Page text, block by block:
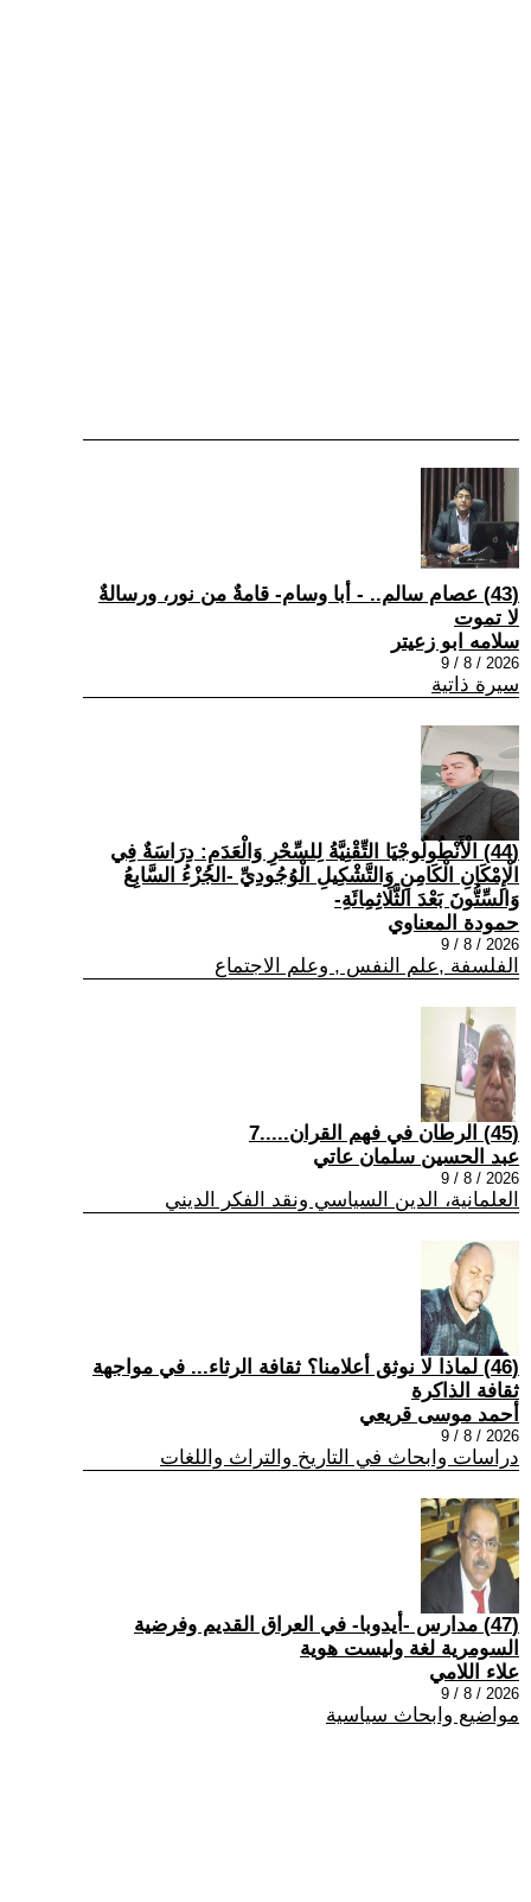
(43) عصام سالم.. - أبا وسام- قامةٌ من نور، ورسالةٌ
لا تموت
سلامه ابو زعيتر
2026 / 8 / 9
سيرة ذاتية
(44) الْأَنْطُولُوجْيَا التِّقْنِيَّةُ لِلسِّحْرِ وَالْعَدَمِ: دِرَاسَةٌ فِي
الْإِمْكَانِ الْكَامِنِ وَالتَّشْكِيلِ الْوُجُودِيِّ -الجُزْءُ السَّابِعُ
وَالسِّتُّونَ بَعْدَ الثَّلَاثِمِائَةِ-
حمودة المعناوي
2026 / 8 / 9
الفلسفة ,علم النفس , وعلم الاجتماع
(45) الرطان في فهم القران.....7
عبد الحسين سلمان عاتي
2026 / 8 / 9
العلمانية، الدين السياسي ونقد الفكر الديني
(46) لماذا لا نوثق أعلامنا؟ ثقافة الرثاء... في مواجهة
ثقافة الذاكرة
أحمد موسى قريعي
2026 / 8 / 9
دراسات وابحاث في التاريخ والتراث واللغات
(47) مدارس -أيدوبا- في العراق القديم وفرضية
السومرية لغة وليست هوية
علاء اللامي
2026 / 8 / 9
مواضيع وابحاث سياسية